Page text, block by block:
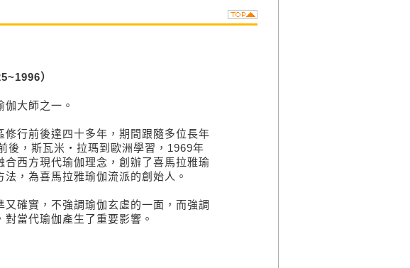
）
大師之一。
行前後達四十多年，期間跟隨多位長年
後，斯瓦米‧拉瑪到歐洲學習，1969年
西方現代瑜伽理念，創辦了喜馬拉雅瑜
，為喜馬拉雅瑜伽流派的創始人。
實，不強調瑜伽玄虛的一面，而強調
當代瑜伽產生了重要影響。